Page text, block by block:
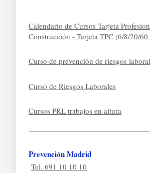
Calendario de Cursos Tarjeta
Construcción - Tarjeta TPC (6/8/20/60
Curso de prevención de riesgos
Curso de Riesgos Laborales
Cursos PRL trabajos en altura
Prevención Madrid
Tel. 691 10 10 10